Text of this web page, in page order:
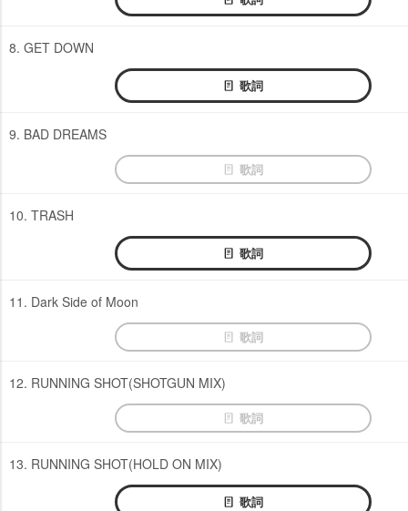
8. GET DOWN
歌詞
9. BAD DREAMS
歌詞
10. TRASH
歌詞
11. Dark Side of Moon
歌詞
12. RUNNING SHOT(SHOTGUN MIX)
歌詞
13. RUNNING SHOT(HOLD ON MIX)
歌詞